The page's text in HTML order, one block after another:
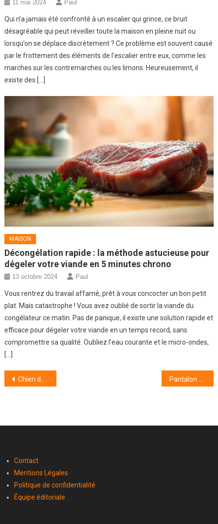
11 mai 2024 Paul
Qui n’a jamais été confronté à un escalier qui grince, ce bruit
désagréable qui peut réveiller toute la maison en pleine nuit ou
lorsqu’on se déplace discrètement ? Ce problème est souvent causé
par le frottement des éléments de l’escalier entre eux, comme les
marches sur les contremarches ou les limons. Heureusement, il
existe des […]
MAISON
Décongélation rapide : la méthode astucieuse pour
dégeler votre viande en 5 minutes chrono
13 octobre 2024 Paul
Vous rentrez du travail affamé, prêt à vous concocter un bon petit
plat. Mais catastrophe ! Vous avez oublié de sortir la viande du
congélateur ce matin. Pas de panique, il existe une solution rapide et
efficace pour dégeler votre viande en un temps record, sans
compromettre sa qualité. Oubliez l’eau courante et le micro-ondes,
[…]
Navigation
Chien de compagnie : comment choisir la race idéale pour une vie harmonieuse Pantalon skinny : les meilleures associations avec vos chemisiers pour un look chic sans effort
Contact
Mentions Légales
Politique de confidentialité
Équipe éditoriale